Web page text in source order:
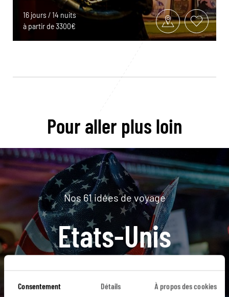
Consentement Détails À propos des cookies
16 jours / 14 nuits
à partir de 3300€
Pour aller plus loin
Nos 61 idées de voyage
Etats-Unis